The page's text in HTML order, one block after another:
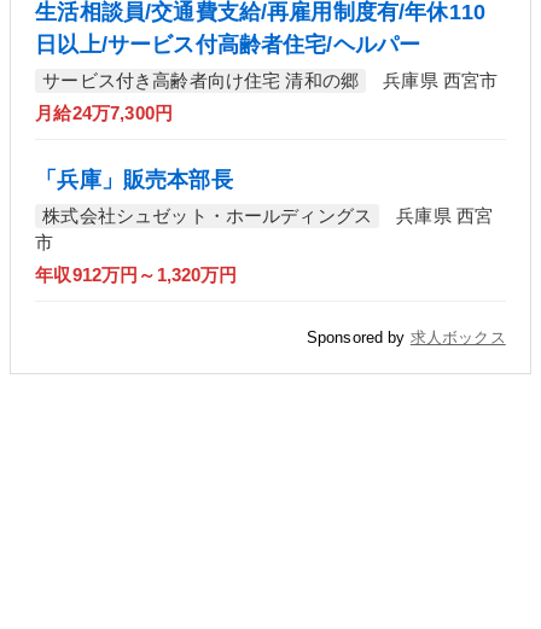
生活相談員/交通費支給/再雇用制度有/年休110
日以上/サービス付高齢者住宅/ヘルパー
サービス付き高齢者向け住宅 清和の郷
兵庫県 西宮市
月給24万7,300円
「兵庫」販売本部長
株式会社シュゼット・ホールディングス
兵庫県 西宮
市
年収912万円～1,320万円
Sponsored by 求人ボックス